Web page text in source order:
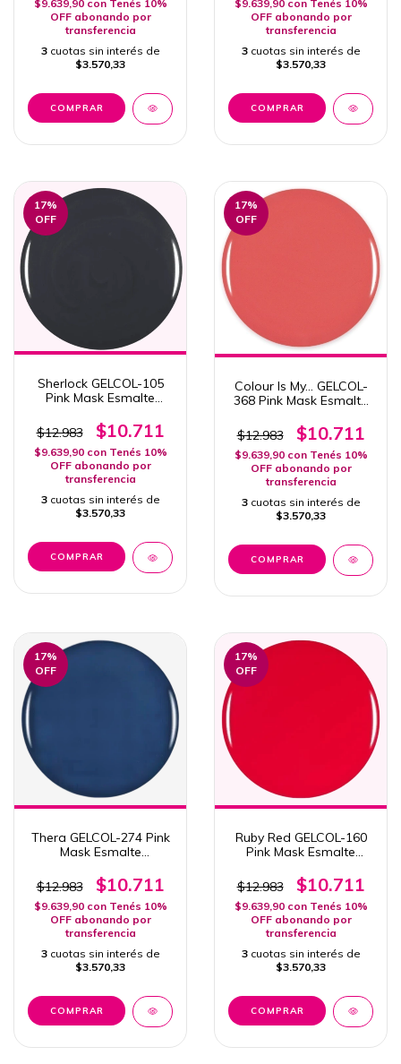
$9.639,90 con Tenés 10%
OFF abonando por
transferencia
3 cuotas sin interés de
$3.570,33
$9.639,90 con Tenés 10%
OFF abonando por
transferencia
3 cuotas sin interés de
$3.570,33
17%
OFF
Sherlock GELCOL-105
Pink Mask Esmalte
$12.983
$10.711
$9.639,90 con Tenés 10%
OFF abonando por
transferencia
3 cuotas sin interés de
$3.570,33
17%
OFF
Colour Is My... GELCOL-
368 Pink Mask Esmalte
Spring 15ml
$12.983 $10.711
$9.639,90 con Tenés 10%
OFF abonando por
transferencia
3 cuotas sin interés de
$3.570,33
17%
OFF
Thera GELCOL-274 Pink
Mask Esmalte
Col. Santorini
$12.983 $10.711
$9.639,90 con Tenés 10%
OFF abonando por
transferencia
3 cuotas sin interés de
$3.570,33
17%
OFF
Ruby Red GELCOL-160
Pink Mask Esmalte
Col. Neon
$12.983 $10.711
$9.639,90 con Tenés 10%
OFF abonando por
transferencia
3 cuotas sin interés de
$3.570,33